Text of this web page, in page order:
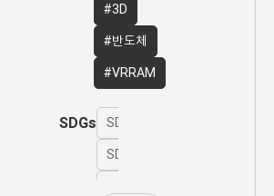
#3D
#반도체
#VRRAM
SDGs
SDG 1 - 모든형태의 빈곤종결
SDG 2 - 기아해소, 식량안보와